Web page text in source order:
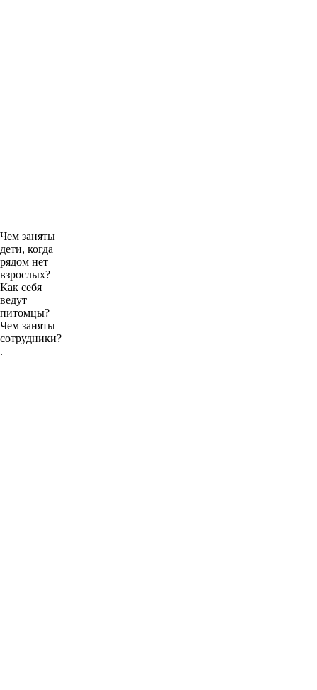
Чем заняты
дети, когда
рядом нет
взрослых?
Как себя
ведут
питомцы?
Чем заняты
сотрудники?
.